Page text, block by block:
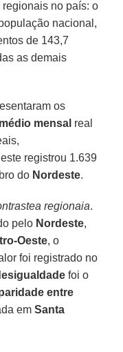
no país: o
nacional,
de 143,7
as demais
os
mensal real
registrou 1.639
do Nordeste.
regionaia.
pelo Nordeste,
Oeste, o
foi registrado no
foi o
entre
emSanta